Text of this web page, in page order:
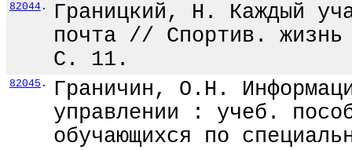
82044 .
Границкий, Н. Каждый
почта // Спортив.
С. 11.
82045 .
Граничин, О.Н.
управлении : учеб.
обучающихся по